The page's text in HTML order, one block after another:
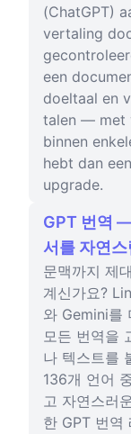
(ChatGPT)
vertaling
een
doeltaal en
talen — met
binnen
hebt dan
upgrade.
GPT 번역
서를 자연스
문맥까지 제
계신가요?
와 Gemini를
모든 번역을
나 텍스트를
136개 언어
고 자연스러
한 GPT 번역